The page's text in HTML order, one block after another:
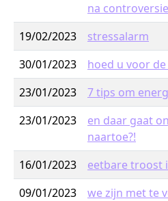
na
19/02/2023
stressalarm
30/01/2023
hoed u voor
23/01/2023
7 tips om
23/01/2023
en daar gaat
naartoe?!
16/01/2023
eetbare troost
09/01/2023
we zijn met te